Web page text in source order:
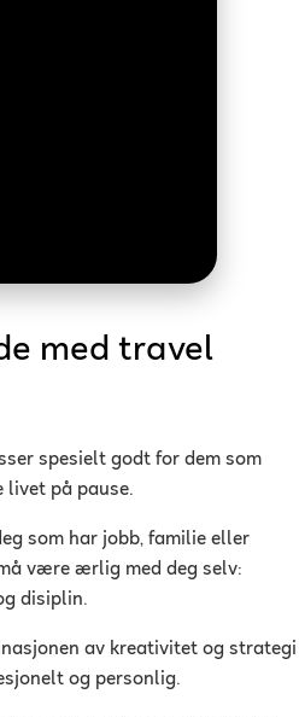
med travel
spesielt godt for dem som
livet på pause.
som har jobb, familie eller
være ærlig med deg selv:
disiplin.
av kreativitet og strategi
og personlig.